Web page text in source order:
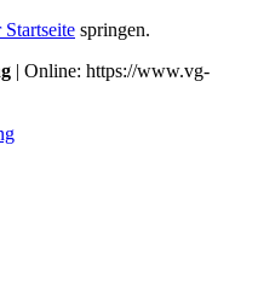
Startseite springen.
| Online: https://www.vg-